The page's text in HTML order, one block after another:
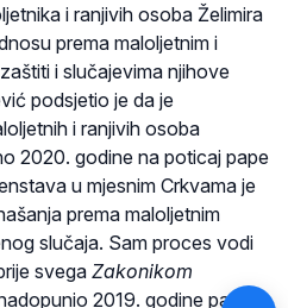
i ranjivih osoba Želimira
prema maloljetnim i
i slučajevima njihove
podsjetio je da je
i ranjivih osoba
2020. godine na poticaj pape
u mjesnim Crkvama je
prema maloljetnim
slučaja. Sam proces vodi
svega Zakonikom
2019. godine papa